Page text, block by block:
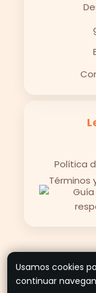
Política
Términos
©
Usamos cookies
continuar